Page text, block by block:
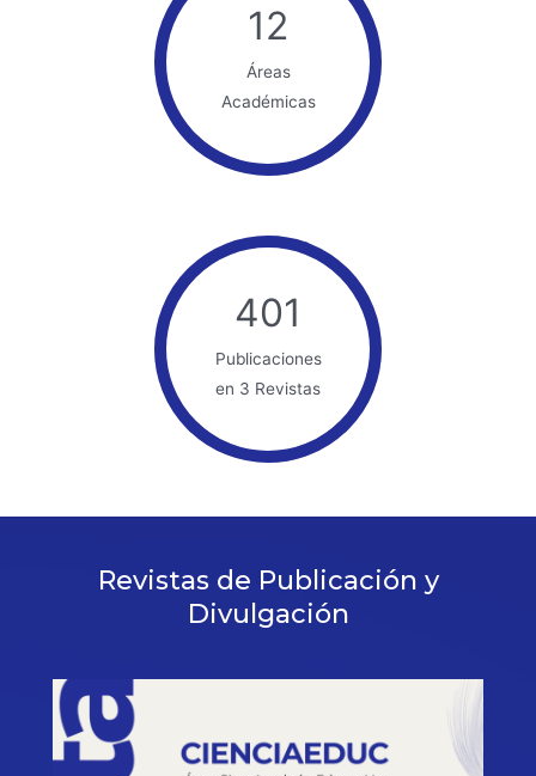
12
Áreas
Académicas
401
Publicaciones
en 3 Revistas
Revistas de Publicación y
Divulgación